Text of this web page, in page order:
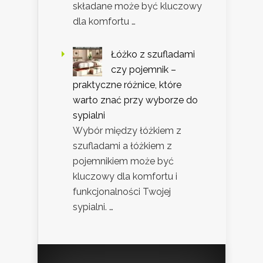
składane może być kluczowy
dla komfortu …
Łóżko z szufladami
czy pojemnik –
praktyczne różnice, które
warto znać przy wyborze do
sypialni
Wybór między łóżkiem z
szufladami a łóżkiem z
pojemnikiem może być
kluczowy dla komfortu i
funkcjonalności Twojej
sypialni. …